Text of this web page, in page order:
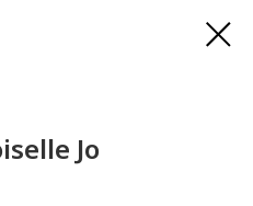
Jo